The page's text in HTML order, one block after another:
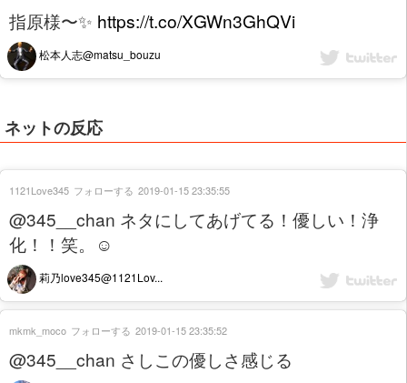
指原様〜✨ https://t.co/XGWn3GhQVi
松本人志@matsu_bouzu
ネットの反応
@345__chan ネタにしてあげてる！優しい！浄
化！！笑。☺️
莉乃love345@1121Lov...
1121Love345 フォローする 2019-01-15 23:35:55
@345__chan さしこの優しさ感じる
mkmk_moco フォローする 2019-01-15 23:35:52